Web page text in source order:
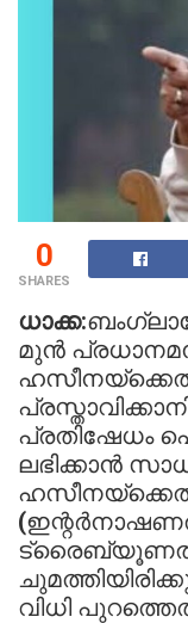
0
SHARES
ധാക്ക:
മുൻ
പ്രതിഷേധം
ലഭിക്കാൻ
ട്രൈബ്യൂണൽ
വിധി